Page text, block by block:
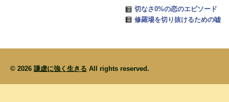
切なさ0%の恋のエピソード
修羅場を切り抜けるための嘘
© 2026 謙虚に強く生きる All rights reserved.